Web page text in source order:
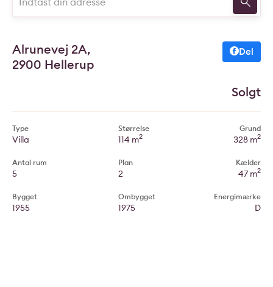
Alrunevej 2A,
2900 Hellerup
Del
Solgt
Type
Villa
Antal rum
5
Bygget
1955
Størrelse
114 m2
Plan
2
Ombygget
1975
Grund
328 m2
Kælder
47 m2
Energimærke
D